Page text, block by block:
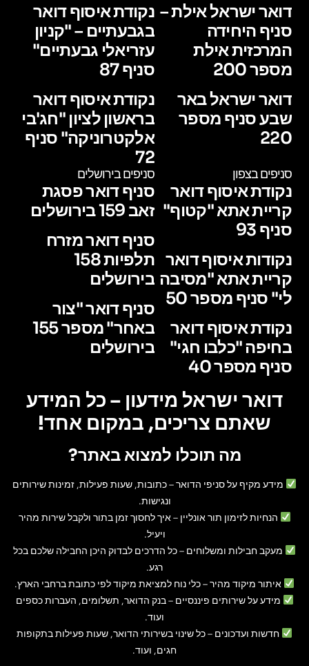
דואר ישראל אילת –
סניף היחידה
המרכזית אילת
מספר 200
דואר ישראל באר
שבע סניף מספר
220
נקודת איסוף דואר
בגבעתיים – "קניון
עזריאלי גבעתיים"
סניף 87
נקודת איסוף דואר
בראשון לציון "חג'בי
אלקטרוניקה" סניף
72
סניפים בצפון
נקודת איסוף דואר
קריית אתא "קטוף"
סניף 93
נקודות איסוף דואר
קריית אתא "מסיבה
לי" סניף מספר 50
נקודת איסוף דואר
בחיפה "כלבו חגי"
סניף מספר 40
סניפים בירושלים
סניף דואר פסגת
זאב 159 בירושלים
סניף דואר מזרח
תלפיות 158
בירושלים
סניף דואר "צור
באחר" מספר 155
בירושלים
דואר ישראל מידעון – כל המידע
שאתם צריכים, במקום אחד!
מה תוכלו למצוא באתר?
מידע מקיף על סניפי הדואר– כתובות, שעות פעילות, זמינות שירותים
ונגישות.
הנחיות לזימון תור אונליין – איך לחסוך זמן בתור ולקבל שירות מהיר
ויעיל.
מעקב חבילות ומשלוחים – כל הדרכים לבדוק היכן החבילה שלכם בכל
רגע.
איתור מיקוד מהיר– כלי נוח למציאת מיקוד לפי כתובת ברחבי הארץ.
מידע על שירותים פיננסיים – בנק הדואר, תשלומים, העברות כספים
ועוד.
חדשות ועדכונים – כל שינוי בשירותי הדואר, שעות פעילות בתקופות
חגים, ועוד.